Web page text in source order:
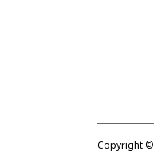
Copyright ©